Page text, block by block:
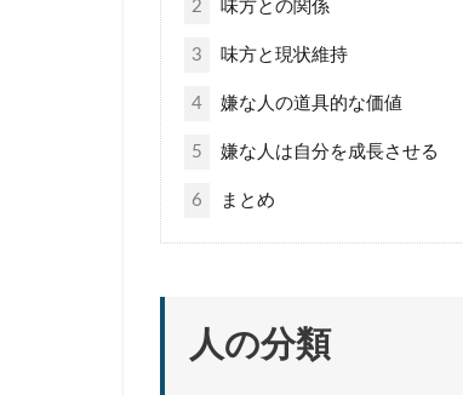
2 味方との関係
3 味方と現状維持
4 嫌な人の道具的な価値
5 嫌な人は自分を成長させる
6 まとめ
人の分類